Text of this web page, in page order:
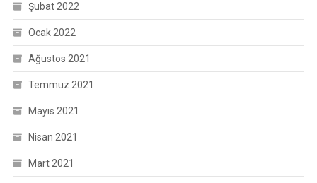
Şubat 2022
Ocak 2022
Ağustos 2021
Temmuz 2021
Mayıs 2021
Nisan 2021
Mart 2021